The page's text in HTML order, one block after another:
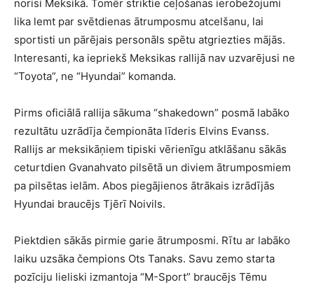
norisi Meksikā. Tomēr striktie ceļošanas ierobežojumi
lika lemt par svētdienas ātrumposmu atcelšanu, lai
sportisti un pārējais personāls spētu atgriezties mājās.
Interesanti, ka iepriekš Meksikas rallijā nav uzvarējusi ne
“Toyota”, ne “Hyundai” komanda.
Pirms oficiālā rallija sākuma “shakedown” posmā labāko
rezultātu uzrādīja čempionāta līderis Elvins Evanss.
Rallijs ar meksikāņiem tipiski vērienīgu atklāšanu sākās
ceturtdien Gvanahvato pilsētā un diviem ātrumposmiem
pa pilsētas ielām. Abos piegājienos ātrākais izrādījās
Hyundai braucējs Tjērī Noivils.
Piektdien sākās pirmie garie ātrumposmi. Rītu ar labāko
laiku uzsāka čempions Ots Tanaks. Savu zemo starta
pozīciju lieliski izmantoja “M-Sport” braucējs Tēmu